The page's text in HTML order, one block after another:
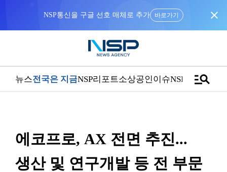
NSP통신을 구글 선호 매체로 추가 바로가기 close
뉴스전국은 지금NSP리포트소상공인이슈NSPTVmanage_search
에코프로, AX 전면 추진...
생산 및 연구개발 등 전 부문